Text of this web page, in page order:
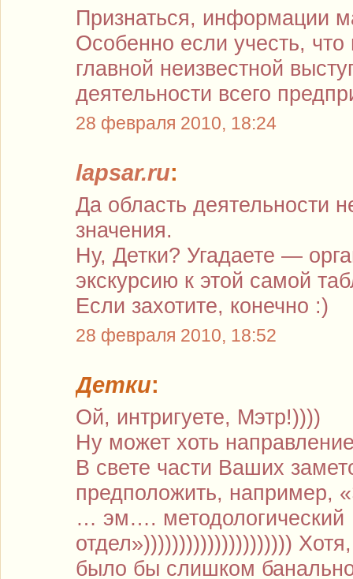
Признаться, информации
Особенно если учесть, что
главной неизвестной
деятельности всего
28 февраля 2010, 18:24
lapsar.ru:
Да область деятельности
значения.
Ну, Детки? Угадаете —
экскурсию к этой самой
Если захотите, конечно :)
28 февраля 2010, 18:52
Детки:
Ой, интригуете, Мэтр!))))
Ну может хоть
В свете части Ваших
предположить, например,
… эм…. методологический
отдел»)))))))))))))))))))))
было бы слишком